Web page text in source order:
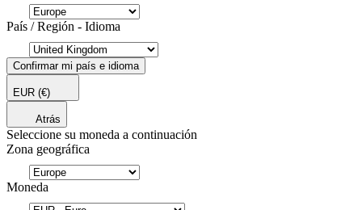
País / Región - Idioma
Confirmar mi país e idioma
EUR (€)
Atrás
Seleccione su moneda a continuación
Zona geográfica
Moneda